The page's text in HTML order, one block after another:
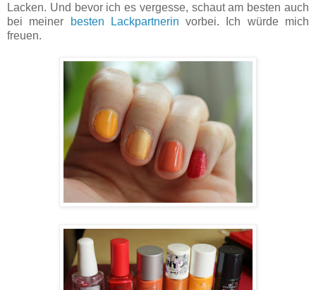
Lacken. Und bevor ich es vergesse, schaut am besten auch
bei meiner
besten Lackpartnerin vorbei. Ich würde mich
freuen.